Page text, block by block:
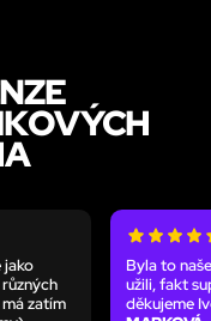
jako
zatím
Byla to
užili, fakt
děkujeme